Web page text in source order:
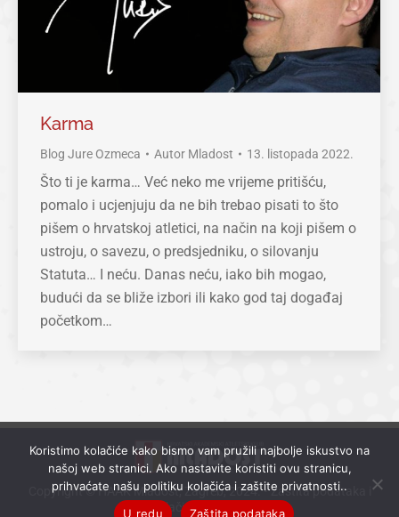
Karma
Blog Jure Ozmeca Autor Mladost 13. listopada 2022.
Što ti je karma… Već neko me vrijeme pritišću,
pomalo i ucjenjuju da ne bih trebao pisati to što
pišem o hrvatskoj atletici, na način na koji pišem o
ustroju, o savezu, o predsjedniku, o silovanju
Statuta… I neću. Danas neću, iako bih mogao,
budući da se bliže izbori ili kako god taj događaj
početkom…
Copyright © HAAK Mladost, Zagreb, 2024. •Zaštita podataka i
kolačići (cookies)
Koristimo kolačiće kako bismo vam pružili najbolje iskustvo na
našoj web stranici. Ako nastavite koristiti ovu stranicu,
prihvaćate našu politiku kolačića i zaštite privatnosti..
U redu
Zaštita podataka